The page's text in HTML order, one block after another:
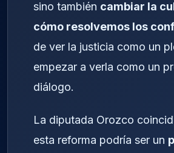
sino también cambiar la
cómo resolvemos los
de ver la justicia como un
empezar a verla como un
diálogo.
La diputada Orozco
esta reforma podría ser un